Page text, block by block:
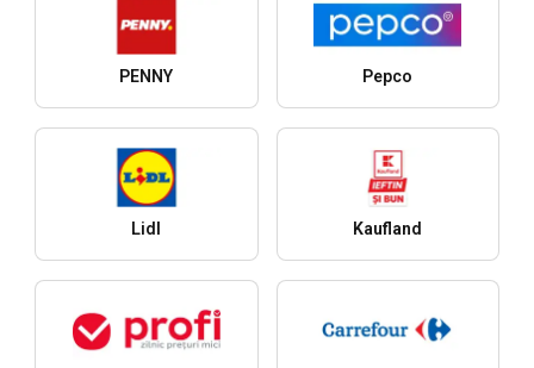
PENNY Pepco
Lidl Kaufland